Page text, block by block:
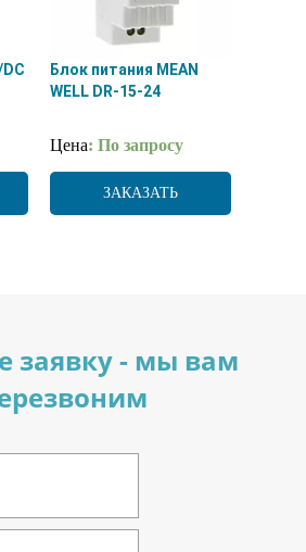
Блок питания MEAN
WELL DR-15-24
Цена: По запросу
ЗАКАЗАТЬ
заявку - мы вам